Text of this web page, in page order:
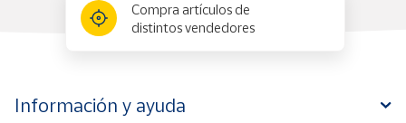
Compra artículos de
distintos vendedores
Información y ayuda